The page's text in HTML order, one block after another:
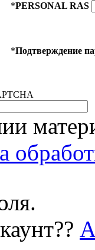
*PERSONAL RAS
*Подтверждение